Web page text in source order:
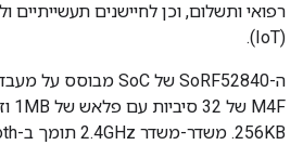
רפואי ותשלום, וכן לחיישנים תעשייתיים
(IoT).